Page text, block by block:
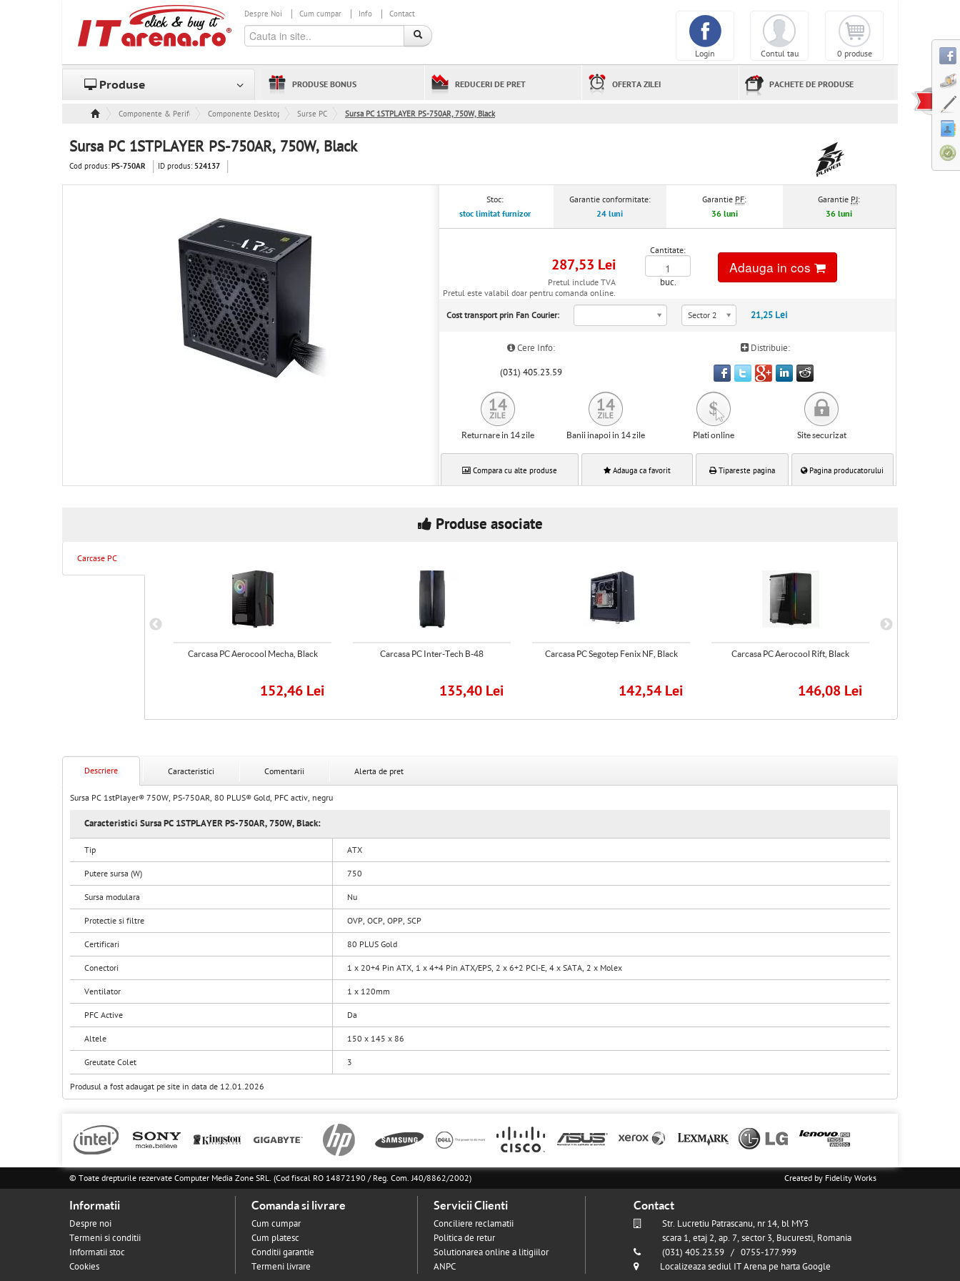
Despre Noi Cum cumpar Info Contact
0 produse
Contul tau
Login
Produse PRODUSE BONUS REDUCERI DE PRET OFERTA ZILEI PACHETE DE PRODUSE
Componente & Periferice Componente Desktop Surse PC Sursa PC 1STPLAYER PS-750AR, 750W, Black
Sursa PC 1STPLAYER PS-750AR, 750W, Black
Cod produs: PS-750AR ID produs: 524137
Stoc:
stoc limitat furnizor
Garantie conformitate:
24 luni
Garantie PF:
36 luni
Garantie PJ:
36 luni
287,53 Lei
Pretul include TVA
Pretul este valabil doar pentru comanda online.
Cantitate:
buc.
Adauga in cos
Cost transport prin Fan Courier: Sector 2 21,25 Lei
Cere Info: Distribuie:
(031) 405.23.59
Returnare in 14 zile Banii inapoi in 14 zile Plati online Site securizat
Compara cu alte produse Adauga ca favorit Tipareste pagina Pagina producatorului
Produse asociate
Carcase PC
Carcasa PC Aerocool Mecha, Black
152,46 Lei
Carcasa PC Inter-Tech B-48
135,40 Lei
Carcasa PC Segotep Fenix NF, Black
142,54 Lei
Carcasa PC Aerocool Rift, Black
146,08 Lei
Descriere Caracteristici Comentarii Alerta de pret
Sursa PC 1stPlayer® 750W, PS-750AR, 80 PLUS® Gold, PFC activ, negru
Caracteristici Sursa PC 1STPLAYER PS-750AR, 750W, Black:
Tip ATX
Putere sursa (W) 750
Sursa modulara Nu
Protectie si filtre OVP, OCP, OPP, SCP
Certificari 80 PLUS Gold
Conectori 1 x 20+4 Pin ATX, 1 x 4+4 Pin ATX/EPS, 2 x 6+2 PCI-E, 4 x SATA, 2 x Molex
Ventilator 1 x 120mm
PFC Active Da
Altele 150 x 145 x 86
Greutate Colet 3
Produsul a fost adaugat pe site in data de 12.01.2026
© Toate drepturile rezervate Computer Media Zone SRL. (Cod fiscal RO 14872190 / Reg. Com. J40/8862/2002) Created by Fidelity Works
Informatii
Despre noi
Termeni si conditii
Informatii stoc
Cookies
Comanda si livrare
Cum cumpar
Cum platesc
Conditii garantie
Termeni livrare
Servicii Clienti
Conciliere reclamatii
Politica de retur
Solutionarea online a litigiilor
ANPC
Contact
Str. Lucretiu Patrascanu, nr 14, bl MY3
scara 1, etaj 2, ap. 7, sector 3, Bucuresti, Romania
(031) 405.23.59 / 0755-177.999
Localizeaza sediul IT Arena pe harta Google